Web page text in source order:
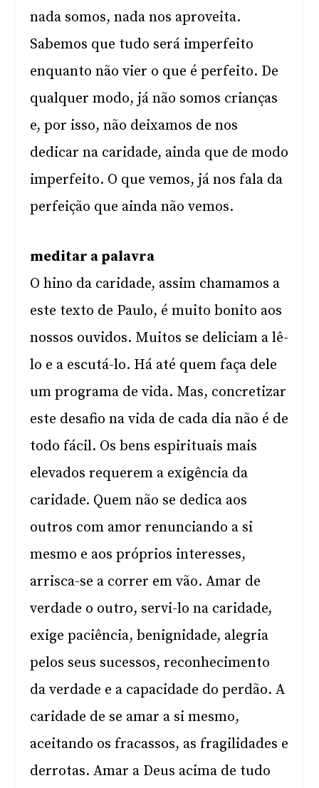
nada somos, nada nos aproveita.
Sabemos que tudo será imperfeito
enquanto não vier o que é perfeito. De
qualquer modo, já não somos crianças
e, por isso, não deixamos de nos
dedicar na caridade, ainda que de modo
imperfeito. O que vemos, já nos fala da
perfeição que ainda não vemos.
meditar a palavra
O hino da caridade, assim chamamos a
este texto de Paulo, é muito bonito aos
nossos ouvidos. Muitos se deliciam a lê-
lo e a escutá-lo. Há até quem faça dele
um programa de vida. Mas, concretizar
este desafio na vida de cada dia não é de
todo fácil. Os bens espirituais mais
elevados requerem a exigência da
caridade. Quem não se dedica aos
outros com amor renunciando a si
mesmo e aos próprios interesses,
arrisca-se a correr em vão. Amar de
verdade o outro, servi-lo na caridade,
exige paciência, benignidade, alegria
pelos seus sucessos, reconhecimento
da verdade e a capacidade do perdão. A
caridade de se amar a si mesmo,
aceitando os fracassos, as fragilidades e
derrotas. Amar a Deus acima de tudo